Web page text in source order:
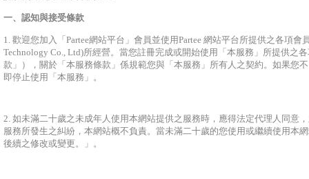
一、認知與接受條款
1. 歡迎您加入「Partee網站平台」會員並使用Partee 網站平台所提供之各項
Technology Co., Ltd)所經營。當您註冊完成或開始使用「本服務」所提供
款」），關於「本服務條款」係規範您與「本服務」所有人之契約。如果您
即停止使用「本服務」。
2. 如未滿二十歲之未成年人使用本網站提供之服務時，應得法定代理人同意
服務所發生之糾紛，本網站概不負責。當未滿二十歲的您使用或繼續使用本
後續之修改或變更。」。